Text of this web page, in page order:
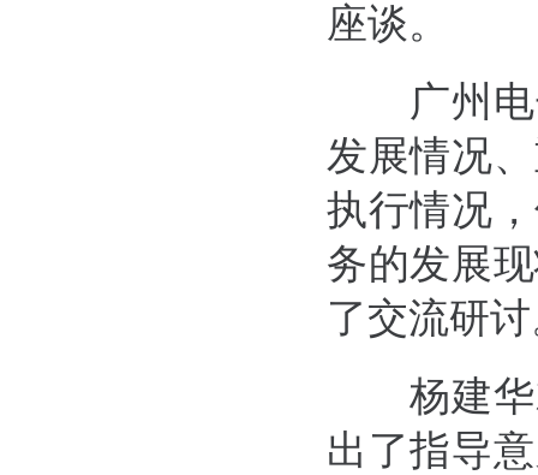
座谈。
广州
发展情况
执行情况
务的发展
了交流研
杨建
出了指导